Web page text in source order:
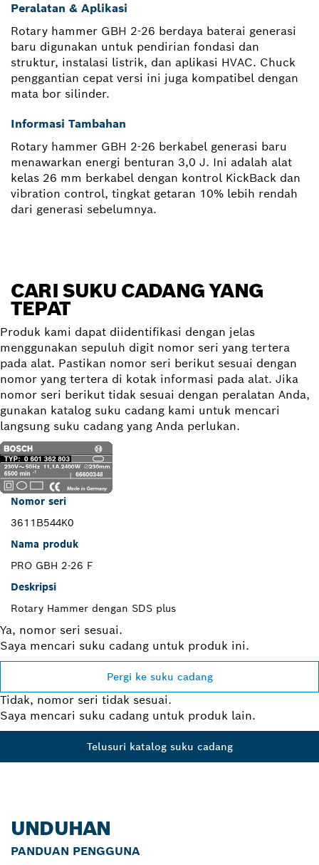
Peralatan & Aplikasi
Rotary hammer GBH 2-26 berdaya baterai generasi
baru digunakan untuk pendirian fondasi dan
struktur, instalasi listrik, dan aplikasi HVAC. Chuck
penggantian cepat versi ini juga kompatibel dengan
mata bor silinder.
Informasi Tambahan
Rotary hammer GBH 2-26 berkabel generasi baru
menawarkan energi benturan 3,0 J. Ini adalah alat
kelas 26 mm berkabel dengan kontrol KickBack dan
vibration control, tingkat getaran 10% lebih rendah
dari generasi sebelumnya.
CARI SUKU CADANG YANG
TEPAT
Produk kami dapat diidentifikasi dengan jelas
menggunakan sepuluh digit nomor seri yang tertera
pada alat. Pastikan nomor seri berikut sesuai dengan
nomor yang tertera di kotak informasi pada alat. Jika
nomor seri berikut tidak sesuai dengan peralatan Anda,
gunakan katalog suku cadang kami untuk mencari
langsung suku cadang yang Anda perlukan.
Nomor seri
3611B544K0
Nama produk
PRO GBH 2-26 F
Deskripsi
Rotary Hammer dengan SDS plus
Ya, nomor seri sesuai.
Saya mencari suku cadang untuk produk ini.
Pergi ke suku cadang
Tidak, nomor seri tidak sesuai.
Saya mencari suku cadang untuk produk lain.
Telusuri katalog suku cadang
UNDUHAN
PANDUAN PENGGUNA